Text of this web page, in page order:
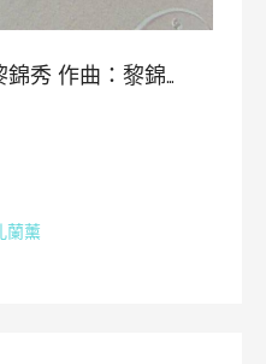
秀 作曲：黎錦…
蘭薰